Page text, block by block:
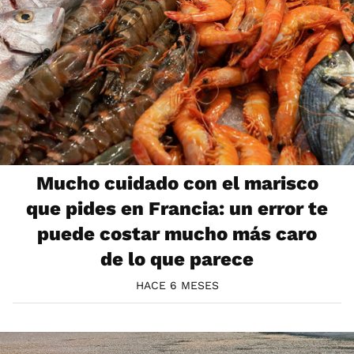
Mucho cuidado con el marisco
que pides en Francia: un error te
puede costar mucho más caro
de lo que parece
HACE 6 MESES